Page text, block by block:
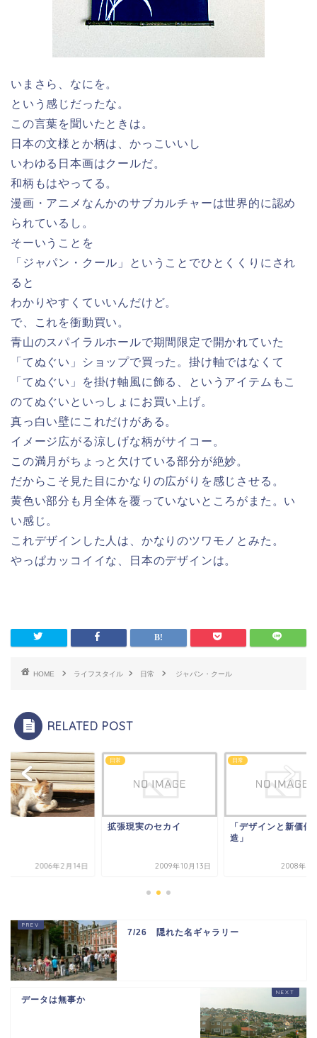
いまさら、なにを。
という感じだったな。
この言葉を聞いたときは。
日本の文様とか柄は、かっこいいし
いわゆる日本画はクールだ。
和柄もはやってる。
漫画・アニメなんかのサブカルチャーは世界的に認め
られているし。
そーいうことを
「ジャパン・クール」ということでひとくくりにされ
ると
わかりやすくていいんだけど。
で、これを衝動買い。
青山のスパイラルホールで期間限定で開かれていた
「てぬぐい」ショップで買った。掛け軸ではなくて
「てぬぐい」を掛け軸風に飾る、というアイテムもこ
のてぬぐいといっしょにお買い上げ。
真っ白い壁にこれだけがある。
イメージ広がる涼しげな柄がサイコー。
この満月がちょっと欠けている部分が絶妙。
だからこそ見た目にかなりの広がりを感じさせる。
黄色い部分も月全体を覆っていないところがまた。い
い感じ。
これデザインした人は、かなりのツワモノとみた。
やっぱカッコイイな、日本のデザインは。
HOME ライフスタイル 日常 ジャパン・クール
RELATED POST
2006年2月14日
日常
拡張現実のセカイ
2009年10月13日
日常
「デザインと新価値
造」
2008年8
7/26 隠れた名ギャラリー
データは無事か